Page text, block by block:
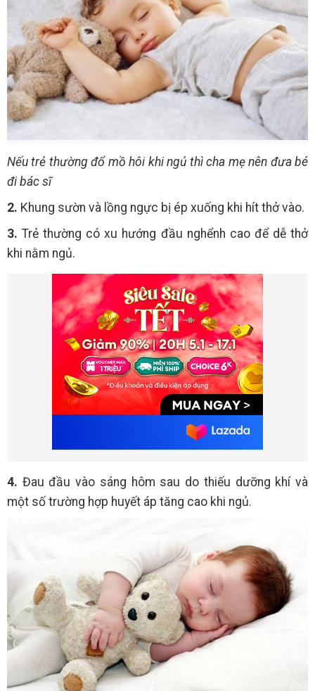
Nếu trẻ thường đổ mồ hôi khi ngủ thì cha mẹ nên đưa bé
đi bác sĩ
2. Khung sườn và lồng ngực bị ép xuống khi hít thở vào.
3. Trẻ thường có xu hướng đầu nghểnh cao để dễ thở
khi nằm ngủ.
4. Đau đầu vào sáng hôm sau do thiếu dưỡng khí và
một số trường hợp huyết áp tăng cao khi ngủ.